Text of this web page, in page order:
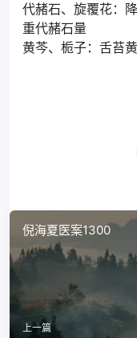
代赭石、旋覆花：
重代赭石量
黄芩、栀子：舌苔
倪海夏医案1300
上一篇